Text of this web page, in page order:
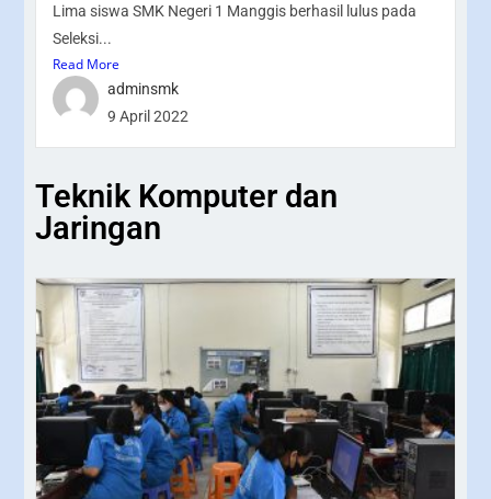
Lima siswa SMK Negeri 1 Manggis berhasil lulus pada
Seleksi...
Read More
adminsmk
9 April 2022
Teknik Komputer dan
Jaringan